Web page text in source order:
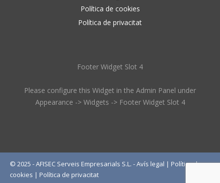
Política de cookies
Política de privacitat
Footer Widget Slot 4
Please configure this Widget in the Admin Panel under
Appearance -> Widgets -> Footer Widget Slot 4
© 2025 - AFISEC Serveis Empresarials S.L. -Avís legal | Política de
cookies | Política de privacitat